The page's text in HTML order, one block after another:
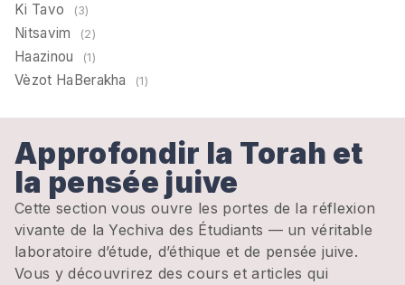
Ki Tavo (3)
Nitsavim (2)
Haazinou (1)
Vèzot HaBerakha (1)
Approfondir la Torah et
la pensée juive
Cette section vous ouvre les portes de la réflexion
vivante de la Yechiva des Étudiants — un véritable
laboratoire d’étude, d’éthique et de pensée juive.
Vous y découvrirez des cours et articles qui